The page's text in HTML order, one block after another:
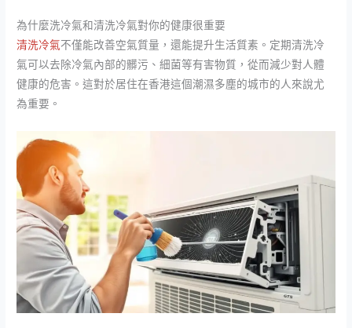
為什麼洗冷氣和清洗冷氣對你的健康很重要
清洗冷氣不僅能改善空氣質量，還能提升生活質素。定期清洗冷
氣可以去除冷氣內部的髒污、細菌等有害物質，從而減少對人體
健康的危害。這對於居住在香港這個潮濕多塵的城市的人來說尤
為重要。